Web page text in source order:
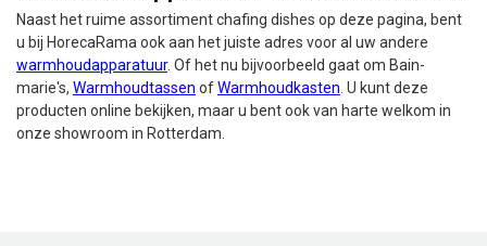
Naast het ruime assortiment chafing dishes op deze pagina, bent
u bij HorecaRama ook aan het juiste adres voor al uw andere
warmhoudapparatuur. Of het nu bijvoorbeeld gaat om Bain-
marie's, Warmhoudtassen ofWarmhoudkasten . U kunt deze
producten online bekijken, maar u bent ook van harte welkom in
onze showroom in Rotterdam.